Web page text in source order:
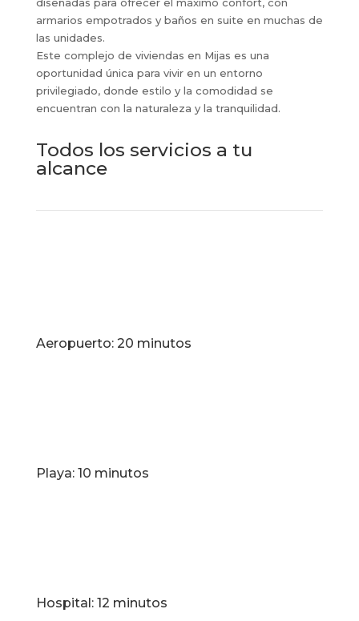
armarios empotrados y baños en suite en muchas de
las unidades.
Este complejo de viviendas en Mijas es una
oportunidad única para vivir en un entorno
privilegiado, donde estilo y la comodidad se
encuentran con la naturaleza y la tranquilidad.
Todos los servicios a tu
alcance
Aeropuerto: 20 minutos
Playa: 10 minutos
Hospital: 12 minutos